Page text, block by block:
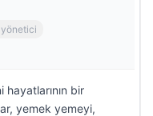
bir
yemek yemeyi,